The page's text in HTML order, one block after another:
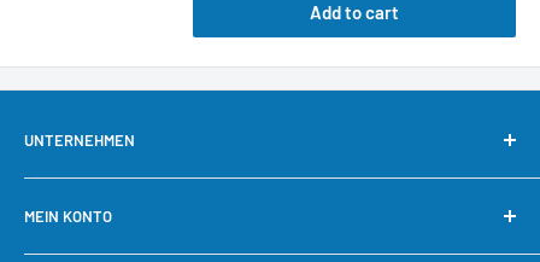
Add to cart
UNTERNEHMEN
Über uns
Kontaktieren Sie uns
MEIN KONTO